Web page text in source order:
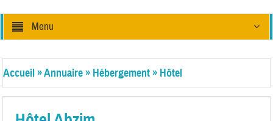
Menu
Accueil»Annuaire» Hébergement» Hôtel